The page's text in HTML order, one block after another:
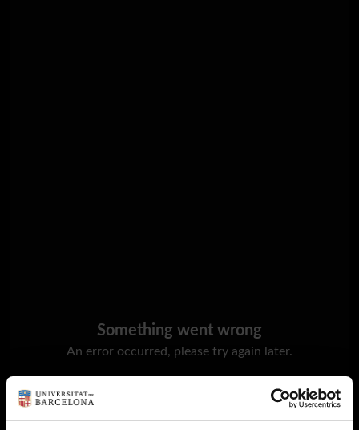
Something went wrong
An error occurred, please try again later.
Try again